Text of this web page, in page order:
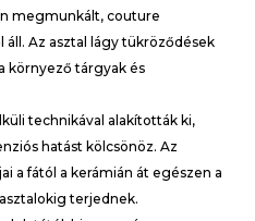
megmunkált, couture
Az asztal lágy tükröződések
környező tárgyak és
technikával alakították ki,
hatást kölcsönöz. Az
a fától a kerámián át egészen a
terjednek.